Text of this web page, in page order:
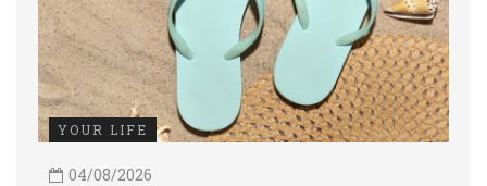
YOUR LIFE
04/08/2026